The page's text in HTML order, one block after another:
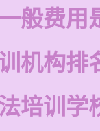
般费用
机构排
培训学